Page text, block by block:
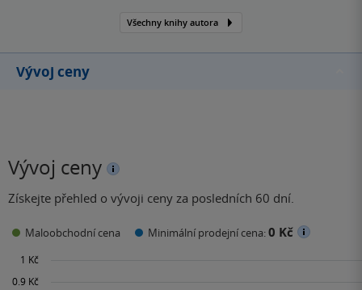
Všechny knihy autora
Vývoj ceny
Vývoj ceny
Získejte přehled o vývoji ceny za posledních 60 dní.
Maloobchodní cena Minimální prodejní cena:0 Kč